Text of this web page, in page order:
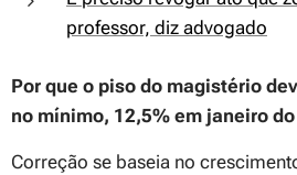
professor, diz advogado
Por que o piso do magistério
no mínimo, 12,5% em janeiro
Correção se baseia no